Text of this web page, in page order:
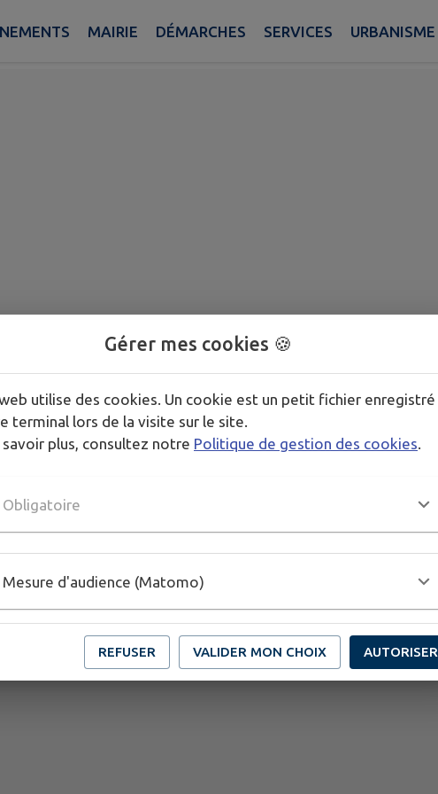
MAIRIE DÉMARCHES SERVICES URBANISME
Gérer mes cookies 🍪
utilise des cookies. Un cookie est un petit fichier enregistré
terminal lors de la visite sur le site.
savoir plus, consultez notre Politique de gestion des cookies.
Obligatoire
Mesure d'audience (Matomo)
REFUSER VALIDER MON CHOIX AUTORISER